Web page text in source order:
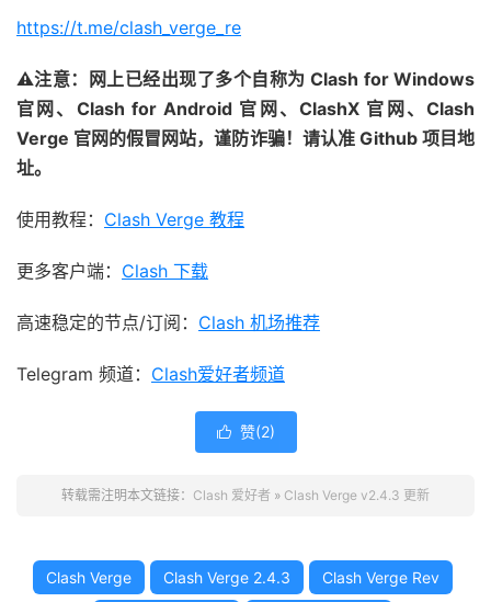
https://t.me/clash_verge_re
⚠注意：网上已经出现了多个自称为 Clash for Windows
官网、Clash for Android 官网、ClashX 官网、Clash
Verge 官网的假冒网站，谨防诈骗！请认准 Github 项目地
址。
使用教程： Clash Verge 教程
更多客户端： Clash 下载
高速稳定的节点/订阅： Clash 机场推荐
Telegram 频道： Clash爱好者频道
 赞(2)
转载需注明本文链接： Clash 爱好者 » Clash Verge v2.4.3 更新
Clash Verge Clash Verge 2.4.3 Clash Verge Rev